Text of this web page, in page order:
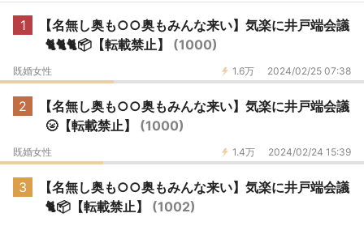
1
【名無し奥も○○奥もみんな来い】気楽に井戸端会議
🐈🐈🐈📦【転載禁止】 (1000)
1.6万 2024/02/25 07:38
既婚女性
2
【名無し奥も○○奥もみんな来い】気楽に井戸端会議
🌝【転載禁止】 (1000)
1.4万 2024/02/24 15:39
既婚女性
3
【名無し奥も○○奥もみんな来い】気楽に井戸端会議
🐈📦【転載禁止】 (1002)